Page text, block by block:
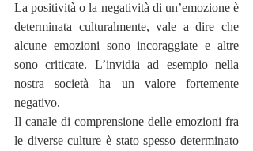
La positività o la negatività di un’emozione è
determinata culturalmente, vale a dire che
alcune emozioni sono incoraggiate e altre
sono criticate. L’invidia ad esempio nella
nostra società ha un valore fortemente
negativo.
Il canale di comprensione delle emozioni fra
le diverse culture è stato spesso determinato